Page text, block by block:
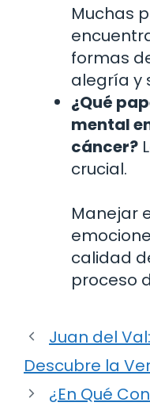
Muchas
formas
alegría y
¿Qué
mental
cáncer?
crucial.
Manejar
calidad
proceso
Juan del
Descubre la
¿En Qué